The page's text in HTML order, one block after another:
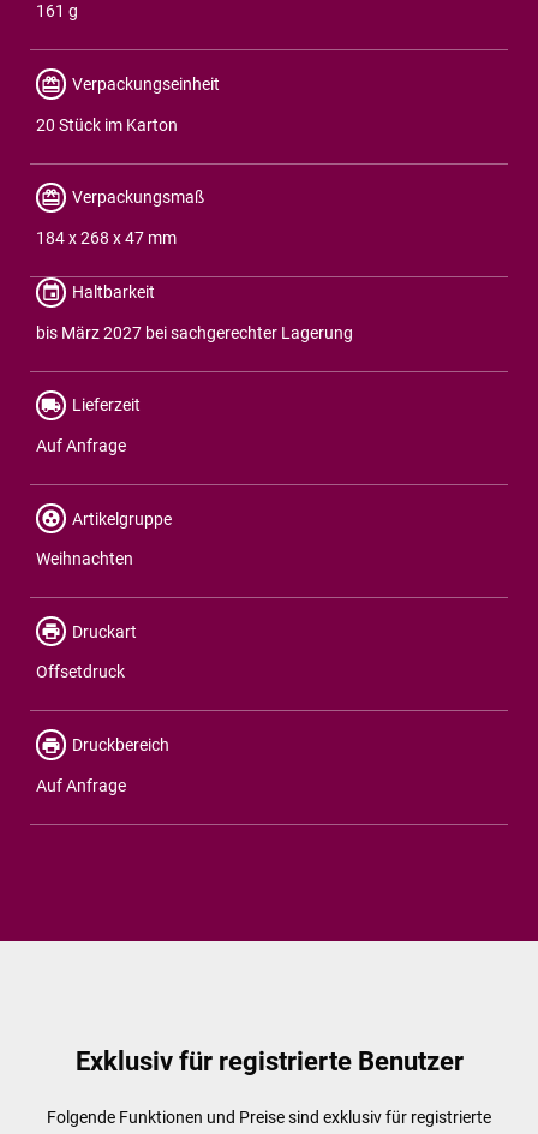
161 g
Verpackungseinheit
20 Stück im Karton
Verpackungsmaß
184 x 268 x 47 mm
Haltbarkeit
bis März 2027 bei sachgerechter Lagerung
Lieferzeit
Auf Anfrage
Artikelgruppe
Weihnachten
Druckart
Offsetdruck
Druckbereich
Auf Anfrage
Exklusiv für registrierte Benutzer
Folgende Funktionen und Preise sind exklusiv für registrierte